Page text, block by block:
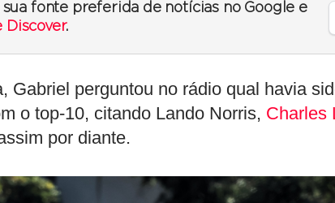
sua fonte preferida de notícias no Google e
Discover.
Gabriel perguntou no rádio qual havia
o top-10, citando Lando Norris, Charles
por diante.